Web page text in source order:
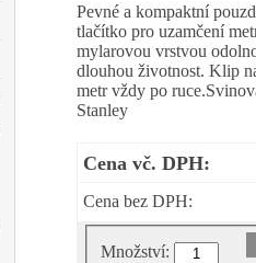
Pevné a kompaktní
tlačítko pro uzamčení
mylarovou vrstvou
dlouhou životnost. Klip
metr vždy po
Stanley
Cena vč. DPH:
Cena bez DPH:
Množství: